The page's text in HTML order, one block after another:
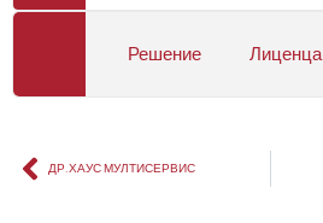
Решение Лиценца
ДР.ХАУС МУЛТИСЕРВИС